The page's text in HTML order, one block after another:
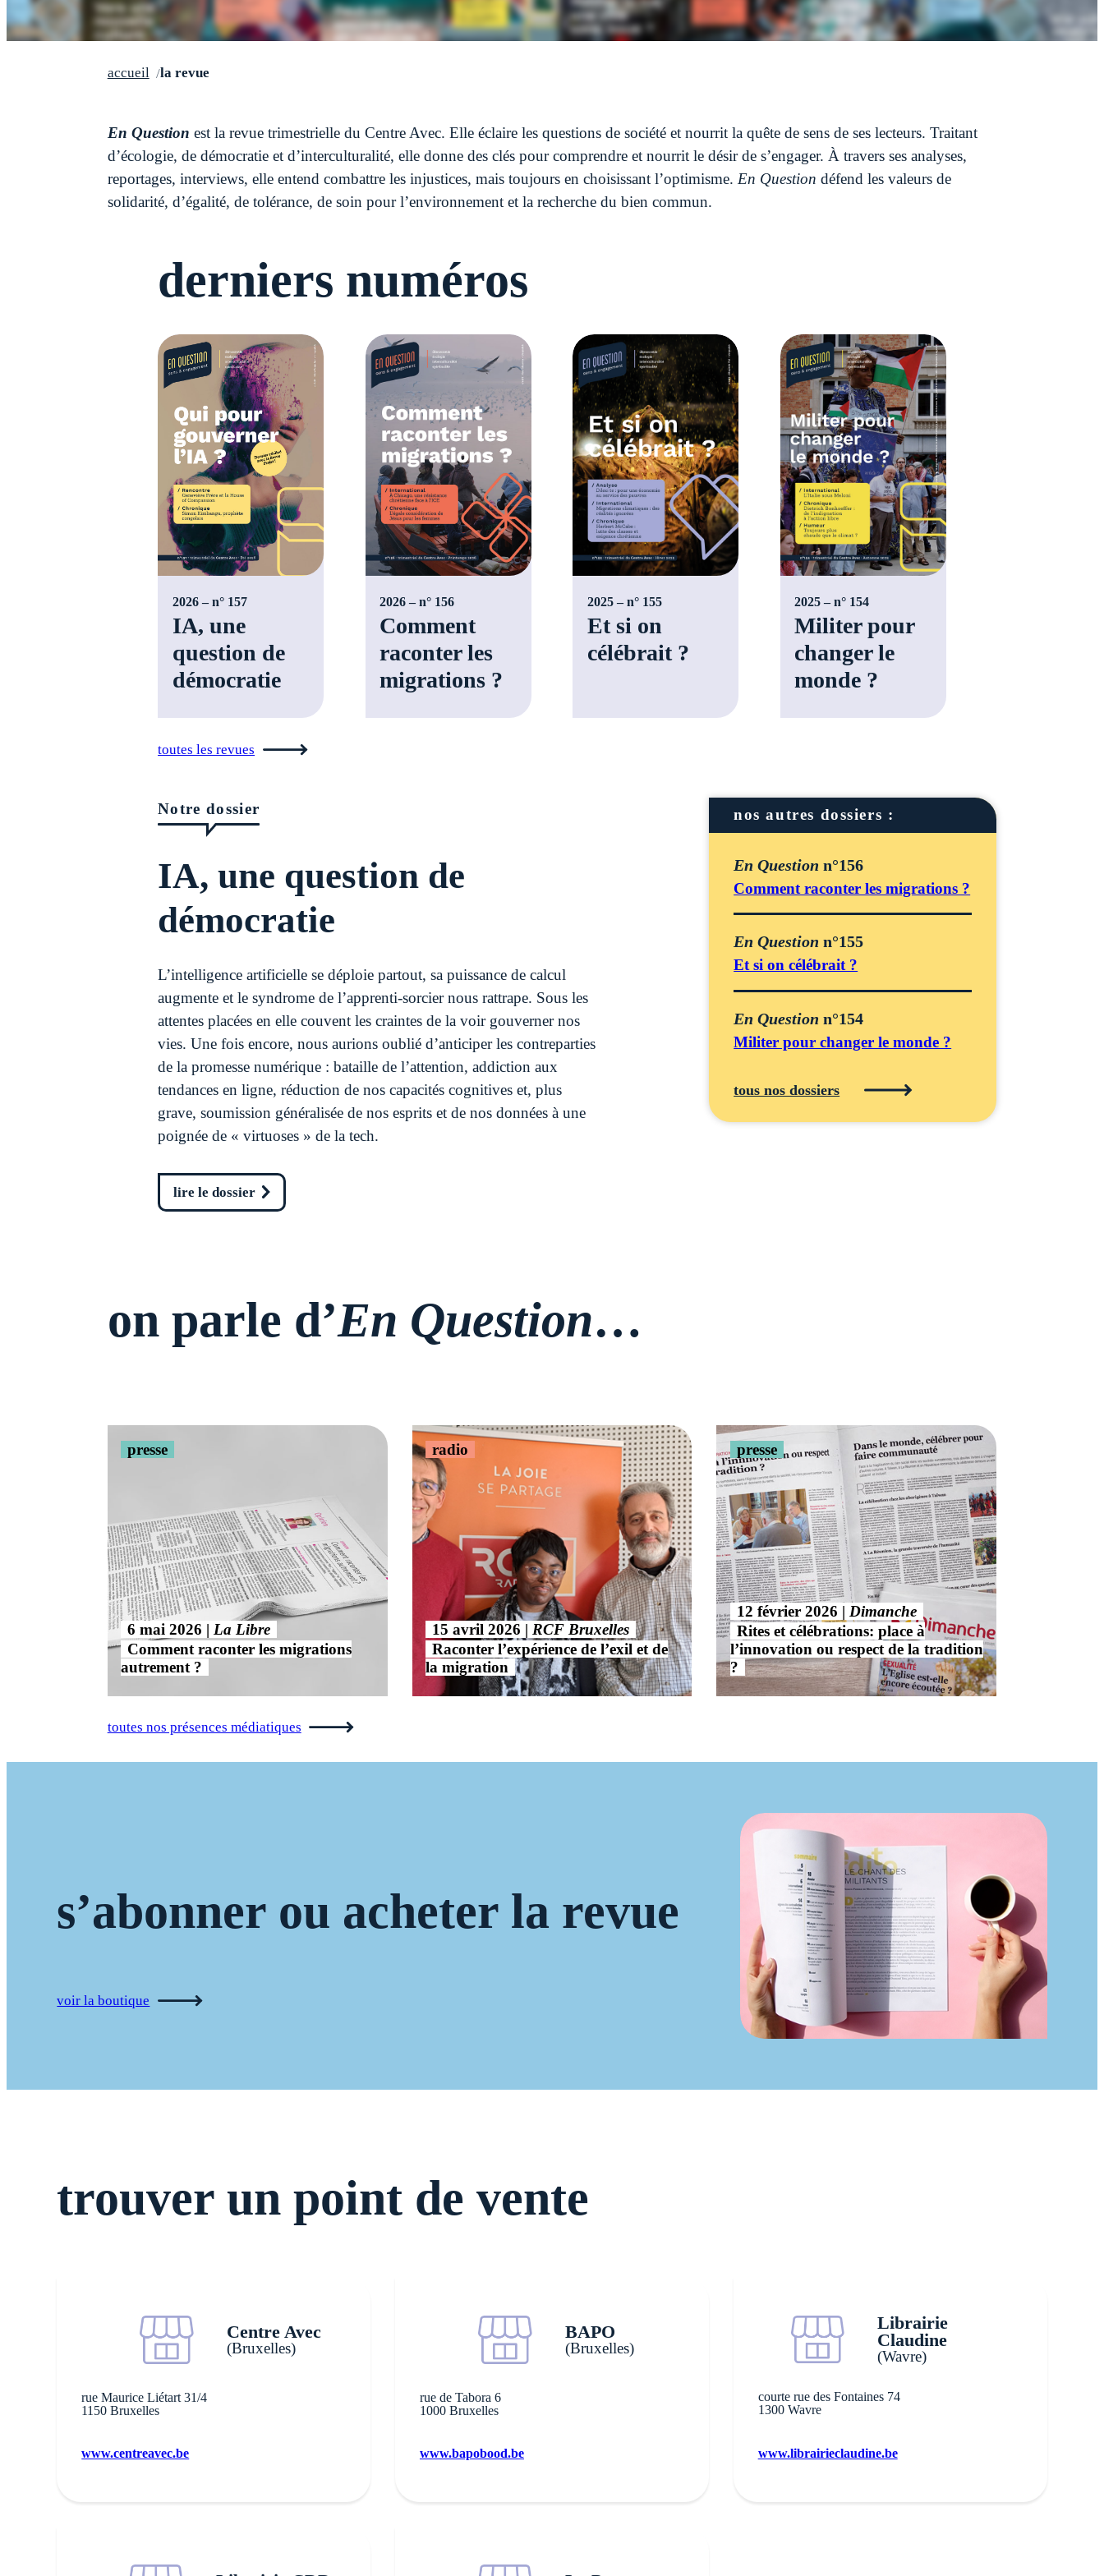
accueil la revue
En Question est la revue trimestrielle du Centre Avec. Elle éclaire les questions de société et nourrit la quête de sens de ses lecteurs. Traitant
d’écologie, de démocratie et d’interculturalité, elle donne des clés pour comprendre et nourrit le désir de s’engager. À travers ses analyses,
reportages, interviews, elle entend combattre les injustices, mais toujours en choisissant l’optimisme. En Question défend les valeurs de
solidarité, d’égalité, de tolérance, de soin pour l’environnement et la recherche du bien commun.
derniers numéros
IA, une
question de
démocratie
2026 – n° 157
Comment
raconter les
migrations ?
2026 – n° 156
Et si on
célébrait ?
2025 – n° 155
Militer pour
changer le
monde ?
2025 – n° 154
toutes les revues
Notre dossier
IA, une question de
démocratie
L’intelligence artificielle se déploie partout, sa puissance de calcul
augmente et le syndrome de l’apprenti-sorcier nous rattrape. Sous les
attentes placées en elle couvent les craintes de la voir gouverner nos
vies. Une fois encore, nous aurions oublié d’anticiper les contreparties
de la promesse numérique : bataille de l’attention, addiction aux
tendances en ligne, réduction de nos capacités cognitives et, plus
grave, soumission généralisée de nos esprits et de nos données à une
poignée de « virtuoses » de la tech.
lire le dossier
nos autres dossiers :
Comment raconter les migrations ?
En Question n°156
Et si on célébrait ?
En Question n°155
Militer pour changer le monde ?
En Question n°154
tous nos dossiers
on parle d’En Question…
Comment raconter les migrations
autrement ?
6 mai 2026 La Libre
presse
Raconter l’expérience de l’exil et de
la migration
15 avril 2026 RCF Bruxelles
radio
Rites et célébrations: place à
l’innovation ou respect de la tradition
?
12 février 2026 Dimanche
presse
toutes nos présences médiatiques
s’abonner ou acheter la revue
voir la boutique
trouver un point de vente
Centre Avec
(Bruxelles)
rue Maurice Liétart 31/4
1150 Bruxelles
www.centreavec.be
BAPO
(Bruxelles)
rue de Tabora 6
1000 Bruxelles
www.bapobood.be
Librairie
Claudine
(Wavre)
courte rue des Fontaines 74
1300 Wavre
www.librairieclaudine.be